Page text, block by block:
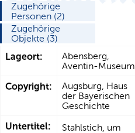
Zugehörige
Personen (2)
Zugehörige
Objekte (3)
Lageort:
Abensberg,
Aventin-Museum
Copyright:
Augsburg, Haus
der Bayerischen
Geschichte
Untertitel:
Stahlstich, um